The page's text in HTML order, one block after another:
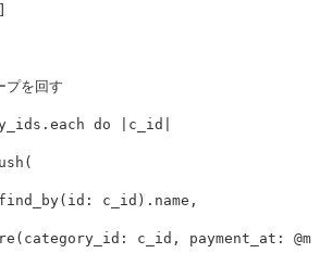
プを回す
. each do c_id
(
find_by( id: c_id ). name ,
( category_id: c_id , payment_at: